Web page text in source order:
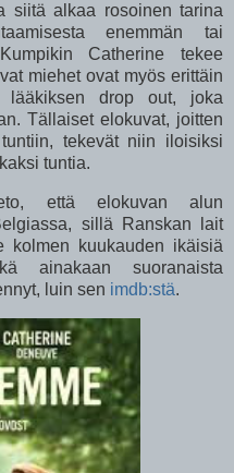
siitä alkaa rosoinen tarina
enemmän tai
Catherine tekee
miehet ovat myös erittäin
lääkiksen drop out, joka
Tällaiset elokuvat, joitten
tekevät niin iloisiksi
tuntia.
että elokuvan alun
sillä Ranskan lait
kolmen kuukauden ikäisiä
ainakaan suoranaista
luin sen imdb:stä.